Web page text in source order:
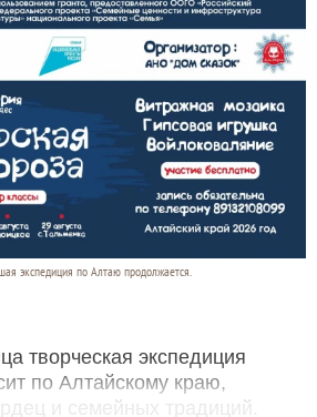
экспедиция по Алтаю продолжается.
творческая экспедиция
по Алтайскому краю,
и семейных традиций.